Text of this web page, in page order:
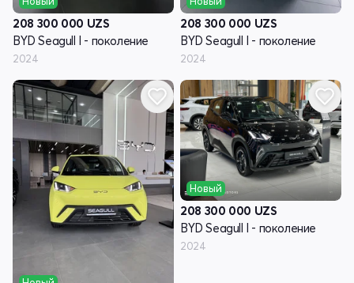
208 300 000 UZS
BYD Seagull I - поколение
2024
208 300 000 UZS
BYD Seagull I - поколение
2024
Новый
208 300 000 UZS
BYD Seagull I - поколение
2024